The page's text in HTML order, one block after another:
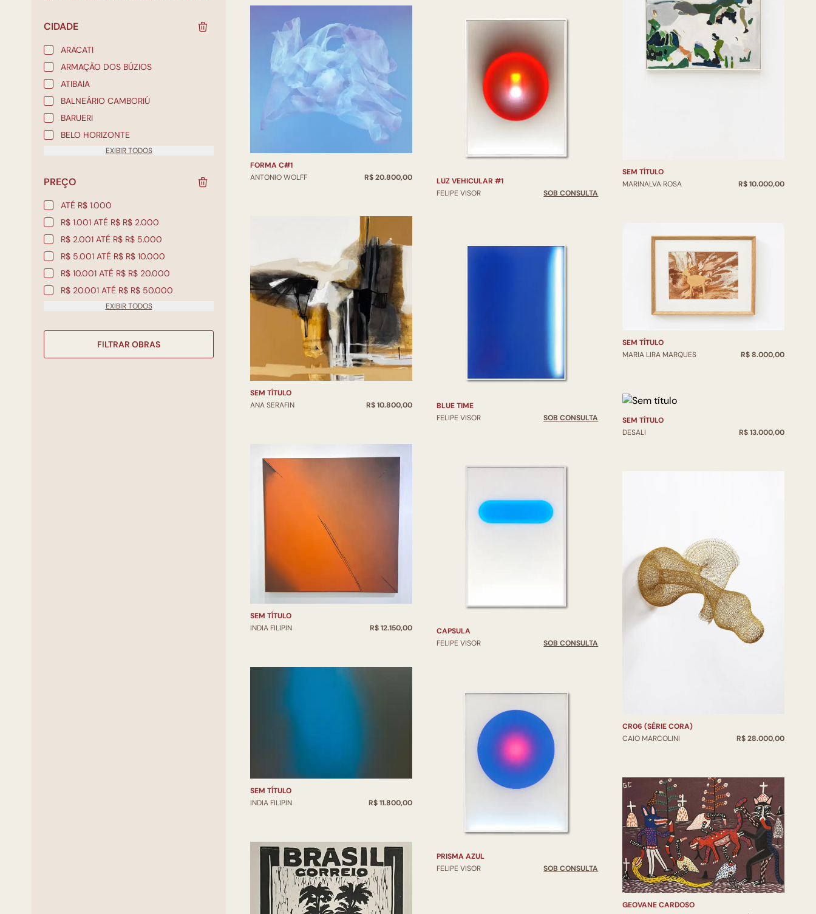
CIDADE
ARACATI
ARMAÇÃO DOS BÚZIOS
ATIBAIA
BALNEÁRIO CAMBORIÚ
BARUERI
BELO HORIZONTE
EXIBIR TODOS
PREÇO
ATÉ R$ 1.000
R$ 1.001 ATÉ R$ R$ 2.000
R$ 2.001 ATÉ R$ R$ 5.000
R$ 5.001 ATÉ R$ R$ 10.000
R$ 10.001 ATÉ R$ R$ 20.000
R$ 20.001 ATÉ R$ R$ 50.000
EXIBIR TODOS
FILTRAR OBRAS
FORMA C#1
ANTONIO WOLFF
R$ 20.800,00
SEM TÍTULO
ANA SERAFIN
R$ 10.800,00
SEM TÍTULO
INDIA FILIPIN
R$ 12.150,00
SEM TÍTULO
INDIA FILIPIN
R$ 11.800,00
LUZ VEHICULAR #1
FELIPE VISOR
SOB CONSULTA
BLUE TIME
FELIPE VISOR
SOB CONSULTA
CAPSULA
FELIPE VISOR
SOB CONSULTA
PRISMA AZUL
FELIPE VISOR
SOB CONSULTA
SEM TÍTULO
MARINALVA ROSA
R$ 10.000,00
SEM TÍTULO
MARIA LIRA MARQUES
R$ 8.000,00
SEM TÍTULO
DESALI
R$ 13.000,00
CR06 (SÉRIE CORA)
CAIO MARCOLINI
R$ 28.000,00
GEOVANE CARDOSO